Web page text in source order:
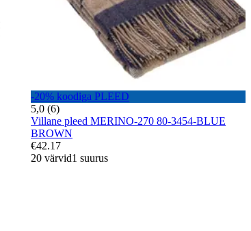
-20% koodiga PLEED
5,0 (6)
Villane pleed MERINO-270 80-3454-BLUE
BROWN
€42.17
20 värvid1 suurus